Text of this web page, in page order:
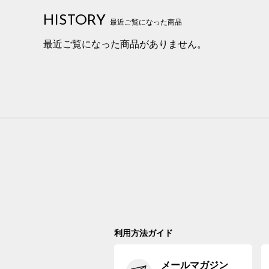
HISTORY 最近ご覧になった商品
最近ご覧になった商品がありません。
利用方法ガイド
メールマガジン